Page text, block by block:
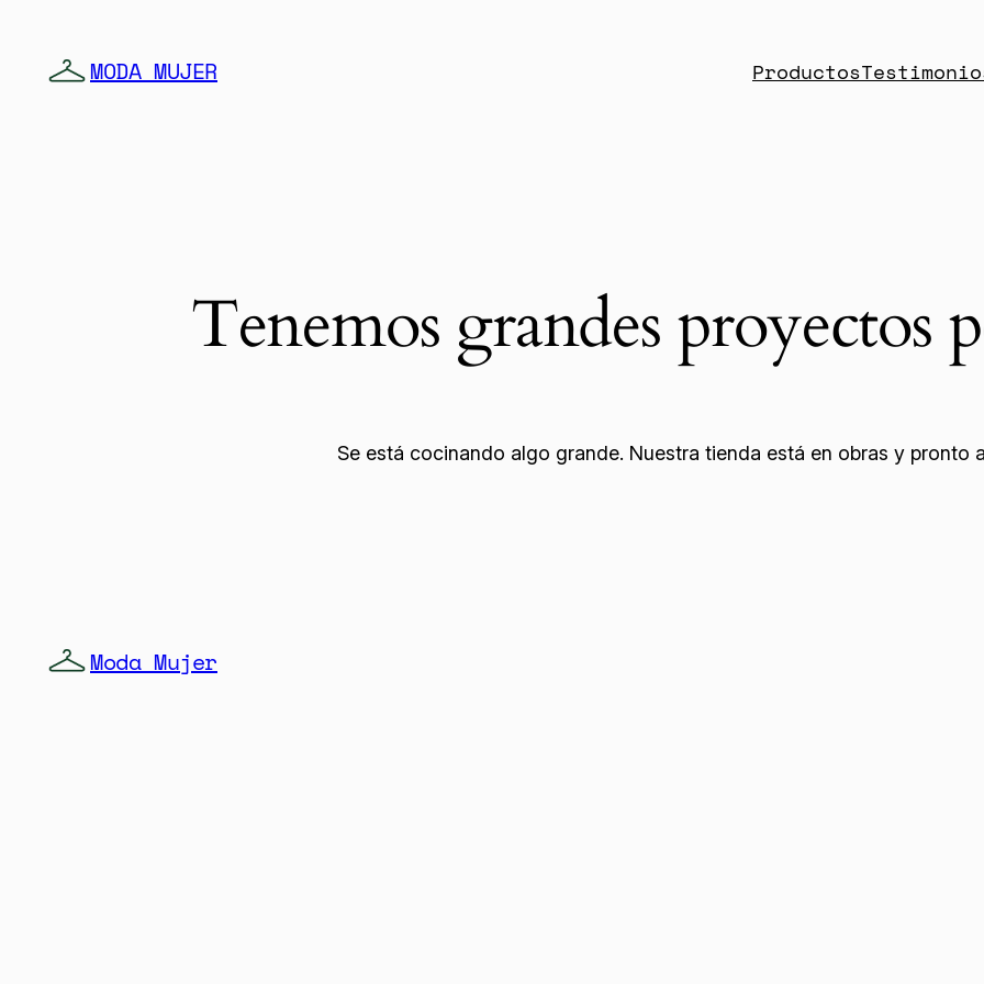
MODA MUJER Productos
Tenemos grandes proyectos
Se está cocinando algo grande. Nuestra tienda está en obras y pronto
Moda Mujer